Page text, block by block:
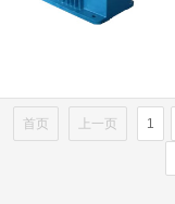
首页 上一页 1